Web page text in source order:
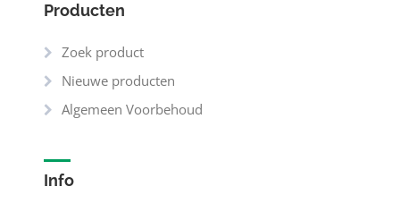
Producten
Zoek product
Nieuwe producten
Algemeen Voorbehoud
Info